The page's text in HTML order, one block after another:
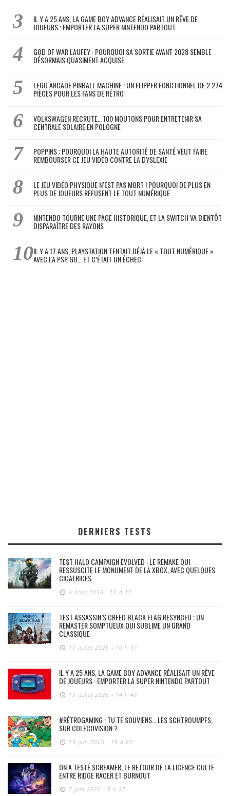
IL Y A 25 ANS, LA GAME BOY ADVANCE RÉALISAIT UN RÊVE DE
JOUEURS : EMPORTER LA SUPER NINTENDO PARTOUT
GOD OF WAR LAUFEY : POURQUOI SA SORTIE AVANT 2028 SEMBLE
DÉSORMAIS QUASIMENT ACQUISE
LEGO ARCADE PINBALL MACHINE : UN FLIPPER FONCTIONNEL DE 2 274
PIÈCES POUR LES FANS DE RÉTRO
VOLKSWAGEN RECRUTE… 100 MOUTONS POUR ENTRETENIR SA
CENTRALE SOLAIRE EN POLOGNE
POPPINS : POURQUOI LA HAUTE AUTORITÉ DE SANTÉ VEUT FAIRE
REMBOURSER CE JEU VIDÉO CONTRE LA DYSLEXIE
LE JEU VIDÉO PHYSIQUE N’EST PAS MORT ! POURQUOI DE PLUS EN
PLUS DE JOUEURS REFUSENT LE TOUT NUMÉRIQUE
NINTENDO TOURNE UNE PAGE HISTORIQUE, ET LA SWITCH VA BIENTÔT
DISPARAÎTRE DES RAYONS
IL Y A 17 ANS, PLAYSTATION TENTAIT DÉJÀ LE « TOUT NUMÉRIQUE »
AVEC LA PSP GO… ET C’ÉTAIT UN ÉCHEC
DERNIERS TESTS
TEST HALO CAMPAIGN EVOLVED : LE REMAKE QUI
RESSUSCITE LE MONUMENT DE LA XBOX, AVEC QUELQUES
CICATRICES
4 août 2026 - 10 h 17
TEST ASSASSIN’S CREED BLACK FLAG RESYNCED : UN
REMASTER SOMPTUEUX QUI SUBLIME UN GRAND
CLASSIQUE
17 juillet 2026 - 10 h 37
IL Y A 25 ANS, LA GAME BOY ADVANCE RÉALISAIT UN RÊVE
DE JOUEURS : EMPORTER LA SUPER NINTENDO PARTOUT
13 juillet 2026 - 14 h 48
#RÉTROGAMING : TU TE SOUVIENS… LES SCHTROUMPFS,
SUR COLECOVISION ?
19 juin 2026 - 19 h 02
ON A TESTÉ SCREAMER, LE RETOUR DE LA LICENCE CULTE
ENTRE RIDGE RACER ET BURNOUT
7 juin 2026 - 9 h 27